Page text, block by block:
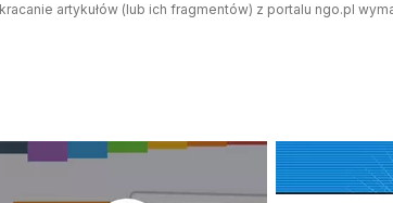
artykułów (lub ich fragmentów) z portalu ngo.pl